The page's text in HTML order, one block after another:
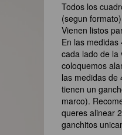
Todos los
(segun
Vienen listos
En las
cada lado de la
coloquemos
las medidas de
tienen un
marco).
queres alinear
ganchitos